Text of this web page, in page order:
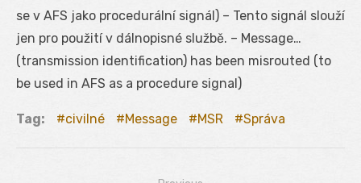
se v AFS jako procedurální signál) – Tento signál slouží
jen pro použití v dálnopisné službě. – Message…
(transmission identification) has been misrouted (to
be used in AFS as a procedure signal)
Tag: civilné Message MSR Správa